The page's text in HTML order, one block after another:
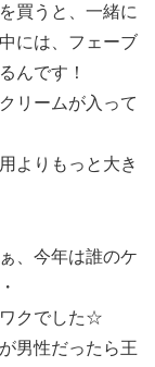
買うと、一緒に
には、フェーブ
んです！
リームが入って
よりもっと大き
、今年は誰のケ
クでした☆
男性だったら王